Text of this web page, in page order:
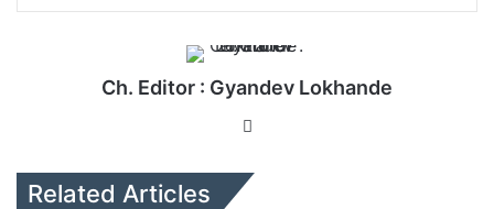
Ch. Editor : Gyandev Lokhande
Related Articles